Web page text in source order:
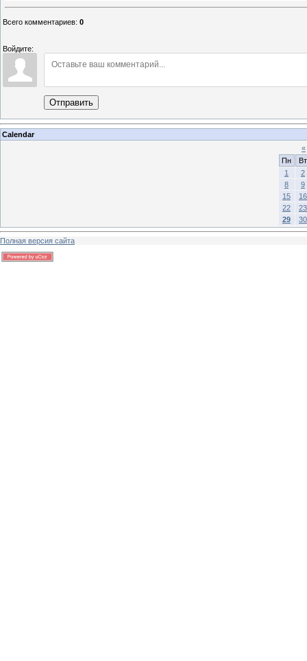
Всего комментариев: 0
Войдите:
Отправить
Calendar
«
Пн
Вт
1
2
8
9
15
16
22
23
29
30
Полная версия сайта